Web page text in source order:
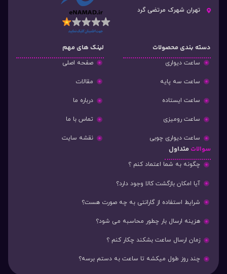
تهران شهرک مرتضی گرد
دسته‌ بندی محصولات
ساعت دیواری
ساعت سه پایه
ساعت ایستاده
ساعت رومیزی
ساعت دیواری چوبی
لینک های مهم
صفحه اصلی
مقالات
درباره ما
تماس با ما
نقشه سایت
سوالات متداول
چگونه به شما اعتماد کنم ؟
آیا امکان بازگشت کالا وجود دارد؟
شرایط استفاده از گارانتی به چه صورت هست؟
هزینه ارسال بار چطور محاسبه می شود؟
زمان ارسال ساعت بشکند چکار کنم ؟
چند روز طول میکشه تا ساعت به دستم برسه؟